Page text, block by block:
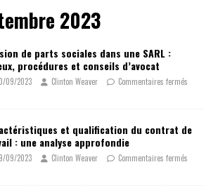
2023
de parts sociales dans une SARL :
procédures et conseils d’avocat
09/2023 Clinton Weaver Commentaires fermés
et qualification du contrat de
: une analyse approfondie
09/2023 Clinton Weaver Commentaires fermés